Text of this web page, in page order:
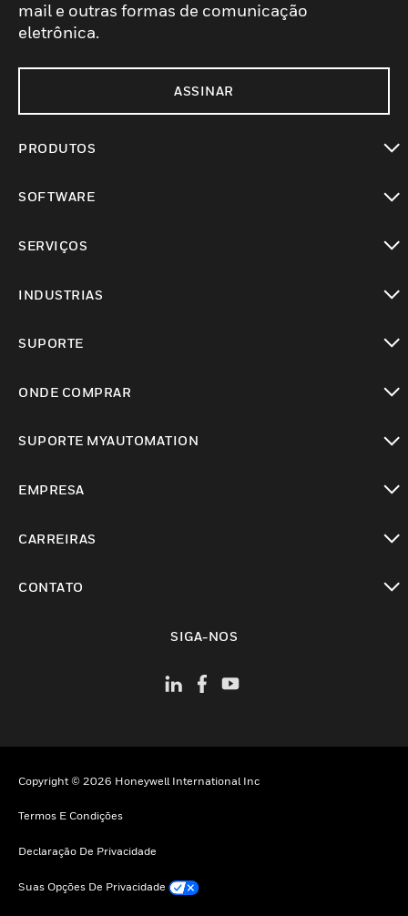
mail e outras formas de comunicação
eletrônica.
ASSINAR
PRODUTOS
SOFTWARE
SERVIÇOS
INDUSTRIAS
SUPORTE
ONDE COMPRAR
SUPORTE MYAUTOMATION
EMPRESA
CARREIRAS
CONTATO
SIGA-NOS
Copyright © 2026 Honeywell International Inc
Termos E Condições
Declaração De Privacidade
Suas Opções De Privacidade